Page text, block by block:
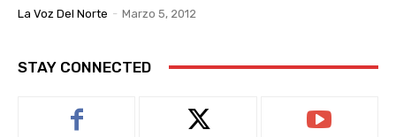
La Voz Del Norte - Marzo 5, 2012
STAY CONNECTED